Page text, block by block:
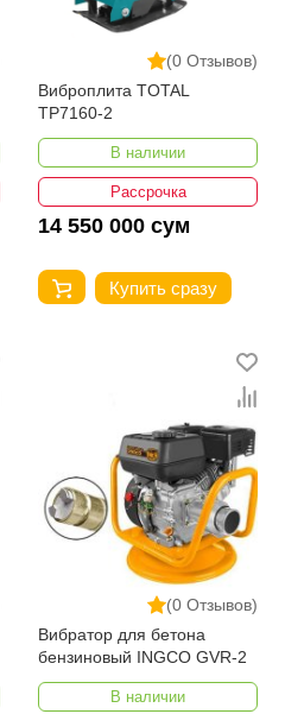
(0 Отзывов)
Виброплита TOTAL
TP7160-2
В наличии
Рассрочка
14 550 000 сум
Купить сразу
(0 Отзывов)
Вибратор для бетона
бензиновый INGCO GVR-2
В наличии